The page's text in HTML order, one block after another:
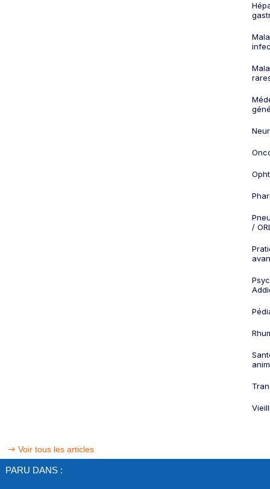
/
Voir tous les articles
PARU DANS :